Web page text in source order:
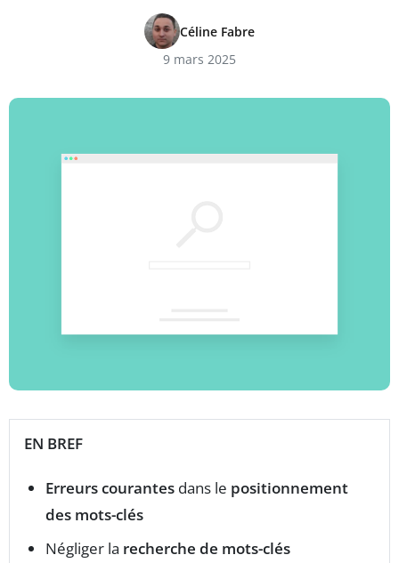
Céline Fabre
9 mars 2025
EN BREF
Erreurs courantes dans le positionnement
des mots-clés
Négliger la recherche de mots-clés